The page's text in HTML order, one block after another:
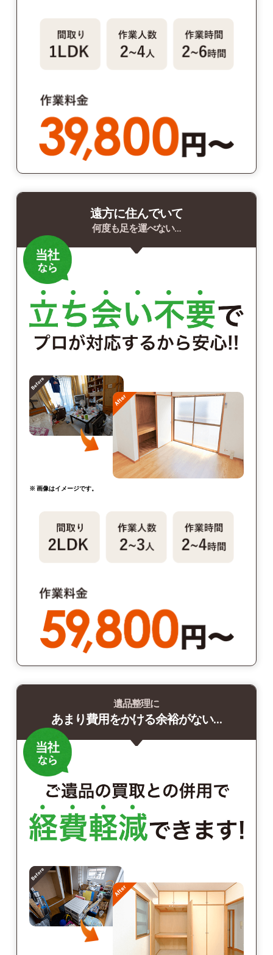
遠方に住んでいて
何度も足を運べない…
※ 画像はイメージです。
遺品整理に
あまり費用をかける余裕がない…